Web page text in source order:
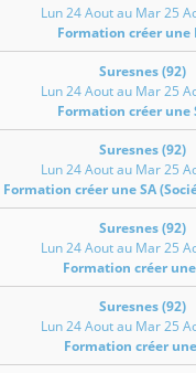
Lun 24 Aout au Mar 25
Formation créer une
Suresnes (92)
Lun 24 Aout au Mar 25
Formation créer une
Suresnes (92)
Lun 24 Aout au Mar 25
Formation créer une SA
Suresnes (92)
Lun 24 Aout au Mar 25
Formation créer une
Suresnes (92)
Lun 24 Aout au Mar 25
Formation créer une